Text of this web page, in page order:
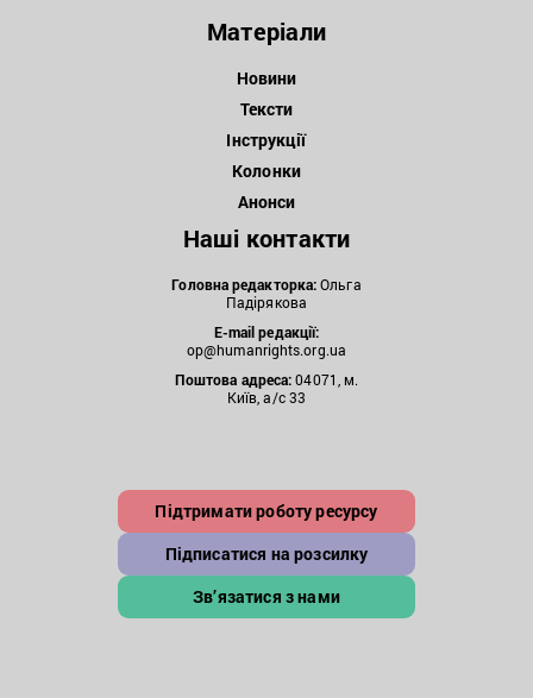
Матеріали
Новини
Тексти
Інструкції
Колонки
Анонси
Наші контакти
Головна редакторка:Ольга
Падірякова
E-mail редакції:
op@humanrights.org.ua
Поштова адреса:04071, м.
Київ, а/с 33
Підтримати роботу ресурсу
Підписатися на розсилку
Зв’язатися з нами